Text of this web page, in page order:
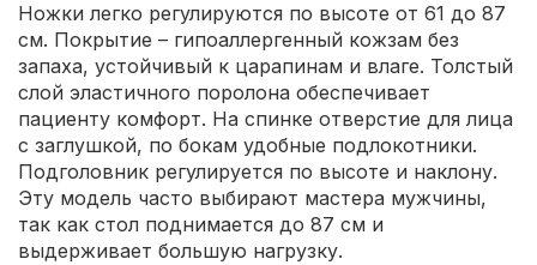
Ножки легко регулируются по высоте от 61 до 87
см. Покрытие – гипоаллергенный кожзам без
запаха, устойчивый к царапинам и влаге. Толстый
слой эластичного поролона обеспечивает
пациенту комфорт. На спинке отверстие для лица
с заглушкой, по бокам удобные подлокотники.
Подголовник регулируется по высоте и наклону.
Эту модель часто выбирают мастера мужчины,
так как стол поднимается до 87 см и
выдерживает большую нагрузку.